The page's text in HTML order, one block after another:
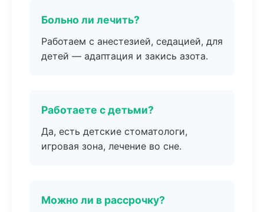
Больно ли лечить?
Работаем с анестезией, седацией, для
детей — адаптация и закись азота.
Работаете с детьми?
Да, есть детские стоматологи,
игровая зона, лечение во сне.
Можно ли в рассрочку?